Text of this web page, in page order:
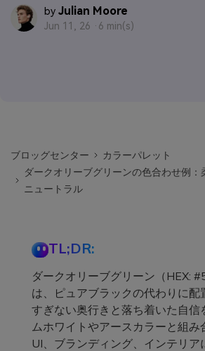
by Julian Moore
Jun 11, 26 · 6 min(s)
ブロッグセンター
カラーパレット
ダークオリーブグリーンの色合わせ例：
ニュートラル
TL;DR:
ダークオリーブグリーン（HEX:
は、ピュアブラックの代わりに配
すぎない奥行きと落ち着いた自信
ムホワイトやアースカラーと組み
UI、ブランディング、インテリア